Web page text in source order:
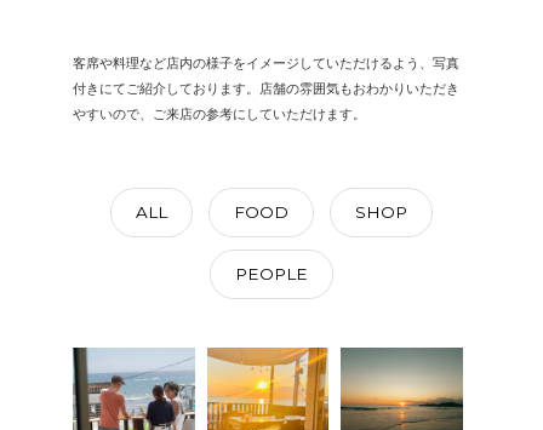
客席や料理など店内の様子をイメージしていただけるよう、写真
付きにてご紹介しております。店舗の雰囲気もおわかりいただき
やすいので、ご来店の参考にしていただけます。
ALL FOOD SHOP
PEOPLE